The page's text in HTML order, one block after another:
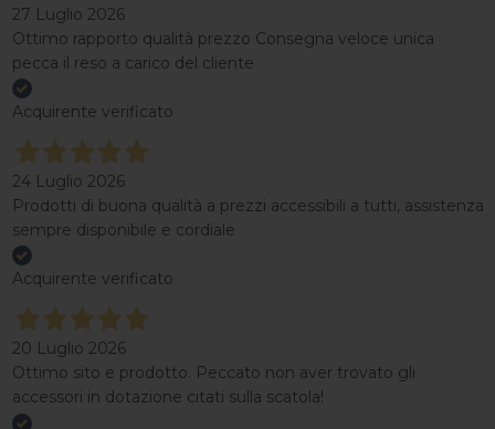
27 Luglio 2026
Ottimo rapporto qualità prezzo Consegna veloce unica
pecca il reso a carico del cliente
Acquirente verificato
24 Luglio 2026
Prodotti di buona qualità a prezzi accessibili a tutti, assistenza
sempre disponibile e cordiale
Acquirente verificato
20 Luglio 2026
Ottimo sito e prodotto. Peccato non aver trovato gli
accessori in dotazione citati sulla scatola!